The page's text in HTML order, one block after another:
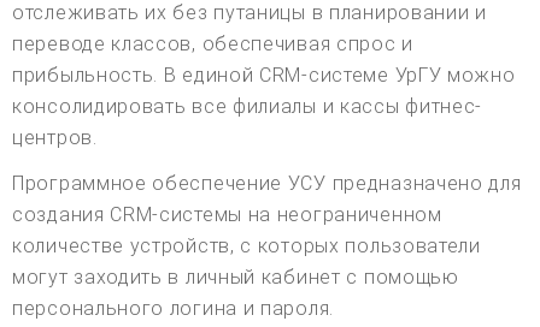
отслеживать их без путаницы в планировании и
переводе классов, обеспечивая спрос и
прибыльность. В единой CRM-системе УрГУ можно
консолидировать все филиалы и кассы фитнес-
центров.
Программное обеспечение УСУ предназначено для
создания CRM-системы на неограниченном
количестве устройств, с которых пользователи
могут заходить в личный кабинет с помощью
персонального логина и пароля.